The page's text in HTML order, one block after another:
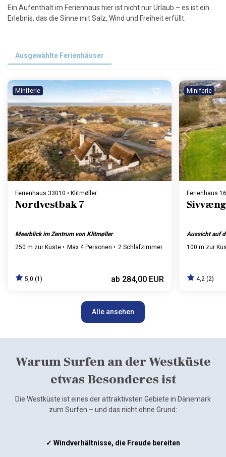
Ein Aufenthalt im Ferienhaus hier ist nicht nur Urlaub – es ist ein
Erlebnis, das die Sinne mit Salz, Wind und Freiheit erfüllt.
Ausgewählte Ferienhäuser
Miniferie
Lädt ...
Ferienhaus 33010 • Klitmøller
Nordvestbak 7
Meerblick im Zentrum von Klitmøller
250 m zur Küste
Max 4 Personen 2 Schlafzimmer 1 Badezimmer
5,0 (1) ab 284,00 EUR
Miniferie
Ferienhaus
Aussicht auf
100 m zur
4,2 (2)
Alle ansehen
Warum Surfen an der Westküste
etwas Besonderes ist
Die Westküste ist eines der attraktivsten Gebiete in Dänemark
zum Surfen – und das nicht ohne Grund:
✓ Windverhältnisse, die Freude bereiten